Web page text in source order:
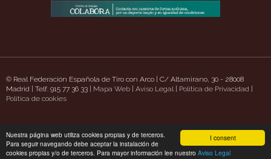
I consent
Nuestra página web utiliza cookies propias y de terceros.
Para seguir navegando debe aceptar la instalación de
cookies propias y/o de terceros. Para mayor información lee nuestro Aviso Legal
© Real Federación Española de Tiro con Arco | C/ Altamirano, 30 - 28008
Madrid | Telf. 915 77 36 33 | Mapa Web Aviso Legal| Política de Privacidad
Política de cookies
https://www.uavpioneers.com/